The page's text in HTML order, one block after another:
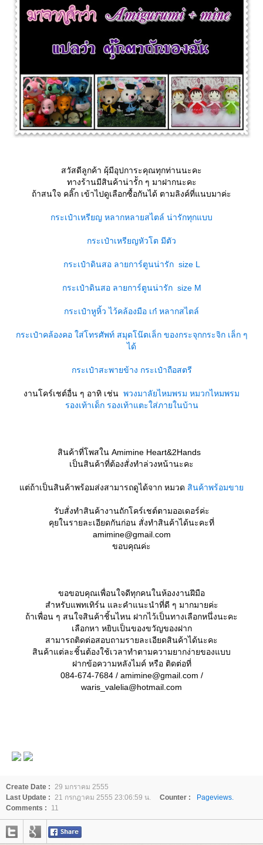
สวัสดีลูกค้า ผุ้มีอุปการะคุณทุกท่านนะคะ
ทางร้านมีสินค้าน่ารััก ๆ มาฝากนะคะ
ถ้าสนใจ คลิ๊ก เข้าไปดูเลือกซื้อกันได้ ตามลิงค์ที่แนบมาค่ะ
กระเป๋าเหรียญ หลากหลายสไตล์ น่ารักทุกแบบ
กระเป๋าเหรียญหัวโต มีตัว
กระเป๋าดินสอ ลายการ์ตูนน่ารัก size L
กระเป๋าดินสอ ลายการ์ตูนน่ารัก size M
กระเป๋าหูหิ้ว ไว้คล้องมือ เก๋ หลากสไตล์
กระเป๋าคล้องคอ ใส่โทรศัพท์ สมุดโน๊ตเล็ก ของกระจุกกระจิก เล็ก ๆ
ได้
กระเป๋าสะพายข้าง กระเป๋าถือสตรี
งานโคร์เชต์อื่น ๆ อาทิ เช่น พวงมาลัยไหมพรม หมวกไหมพรม
รองเท้าเด็ก รองเท้าแตะใส่ภายในบ้าน
สินค้าที่โพสใน Amimine Heart&2Hands
เป็นสินค้าที่ต้องสั่งทำล่วงหน้านะคะ
ต่ถ้าเป็นสินค้าพร้อมส่งสามารถดูได้จาก หมวด สินค้าพร้อมขา
รับสั่งทำสินค้างานถักโคร์เชต์ตามออเดอร์ค่ะ
คุยในรายละเอียดกันก่อน สั่งทำสินค้าได้นะคะที่
amimine@gmail.com
ขอบคุณค่ะ
ขอขอบคุณเพื่อนใจดีทุกคนในห้องงานฝีมือ
สำหรับแพทเทิร์น และคำแนะนำที่ดี ๆ มากมายค่ะ
ถ้าเพื่อน ๆ สนใจสินค้าชิ้นไหน ฝากไว้เป็นทางเลือกหนึ่งนะคะ
เลือกหา หยิบเป็นของขวัญของฝาก
สามารถติดต่อสอบถามรายละเอียดสินค้าได้นะคะ
สินค้าแต่ละชิ้นต้องใช้เวลาทำตามความยากง่ายของแบบ
ฝากข้อความหลังไมค์ หรือ ติดต่อที่
084-674-7684 / amimine@gmail.com /
waris_valelia@hotmail.com
Create Date : 29 มกราคม 2555
Last Update : 21 กรกฎาคม 2555 23:06:59 น. Counter :
Pageviews.
Comments :
11